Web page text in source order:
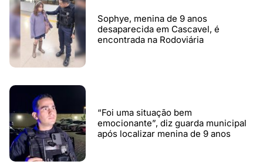
Sophye, menina de 9 anos
desaparecida em Cascavel, é
encontrada na Rodoviária
“Foi uma situação bem
emocionante”, diz guarda municipal
após localizar menina de 9 anos